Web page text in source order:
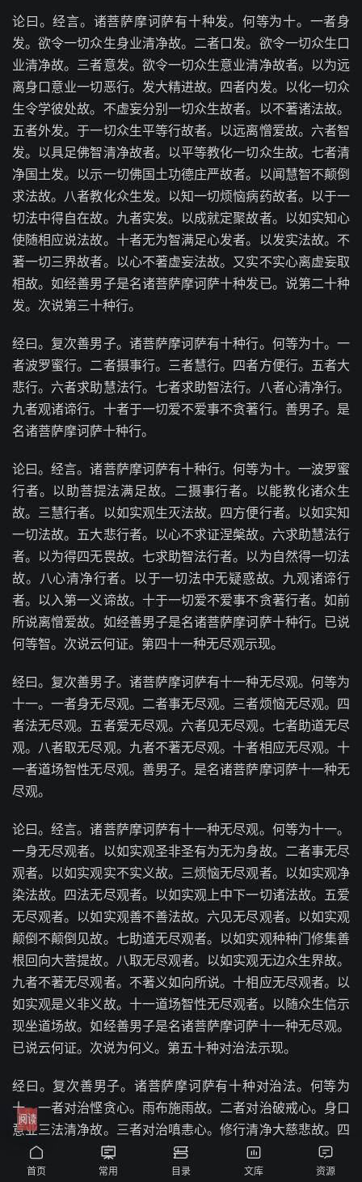
论曰。经言。诸菩萨摩诃萨有十种发。何等为十。一者身
发。欲令一切众生身业清净故。二者口发。欲令一切众生口
业清净故。三者意发。欲令一切众生意业清净故者。以为远
离身口意业一切恶行。发大精进故。四者内发。以化一切众
生令学彼处故。不虚妄分别一切众生故者。以不著诸法故。
五者外发。于一切众生平等行故者。以远离憎爱故。六者智
发。以具足佛智清净故者。以平等教化一切众生故。七者清
净国土发。以示一切佛国土功德庄严故者。以闻慧智不颠倒
求法故。八者教化众生发。以知一切烦恼病药故者。以于一
切法中得自在故。九者实发。以成就定聚故者。以如实知心
使随相应说法故。十者无为智满足心发者。以发实法故。不
著一切三界故者。以心不著虚妄法故。又实不实心离虚妄取
相故。如经善男子是名诸菩萨摩诃萨十种发已。说第二十种
发。次说第三十种行。
经曰。复次善男子。诸菩萨摩诃萨有十种行。何等为十。一
者波罗蜜行。二者摄事行。三者慧行。四者方便行。五者大
悲行。六者求助慧法行。七者求助智法行。八者心清净行。
九者观诸谛行。十者于一切爱不爱事不贪著行。善男子。是
名诸菩萨摩诃萨十种行。
论曰。经言。诸菩萨摩诃萨有十种行。何等为十。一波罗蜜
行者。以助菩提法满足故。二摄事行者。以能教化诸众生
故。三慧行者。以如实观生灭法故。四方便行者。以如实知
一切法故。五大悲行者。以心不求证涅槃故。六求助慧法行
者。以为得四无畏故。七求助智法行者。以为自然得一切法
故。八心清净行者。以于一切法中无疑惑故。九观诸谛行
者。以入第一义谛故。十于一切爱不爱事不贪著行者。如前
所说离憎爱故。如经善男子是名诸菩萨摩诃萨十种行。已说
何等智。次说云何证。第四十一种无尽观示现。
经曰。复次善男子。诸菩萨摩诃萨有十一种无尽观。何等为
十一。一者身无尽观。二者事无尽观。三者烦恼无尽观。四
者法无尽观。五者爱无尽观。六者见无尽观。七者助道无尽
观。八者取无尽观。九者不著无尽观。十者相应无尽观。十
一者道场智性无尽观。善男子。是名诸菩萨摩诃萨十一种无
尽观。
论曰。经言。诸菩萨摩诃萨有十一种无尽观。何等为十一。
一身无尽观者。以如实观圣非圣有为无为身故。二者事无尽
观者。以如实观实不实义故。三烦恼无尽观者。以如实观净
染法故。四法无尽观者。以如实观上中下一切诸法故。五爱
无尽观者。以如实观善不善法故。六见无尽观者。以如实观
颠倒不颠倒见故。七助道无尽观者。以如实观种种门修集善
根回向大菩提故。八取无尽观者。以如实观无边众生界故。
九者不著无尽观者。不著义如向所说。十相应无尽观者。以
如实观是义非义故。十一道场智性无尽观者。以随众生信示
现坐道场故。如经善男子是名诸菩萨摩诃萨十一种无尽观。
已说云何证。次说为何义。第五十种对治法示现。
经曰。复次善男子。诸菩萨摩诃萨有十种对治法。何等为
十。一者对治悭贪心。雨布施雨故。二者对治破戒心。身口
意业三法清净故。三者对治嗔恚心。修行清净大慈悲故。四
者对治懈怠心。求诸佛法无疲倦故。五者对治不善觉观心。
得禅定解脱奋迅自在故。六者对治愚痴心。生助决定慧方便

首页

常用

目录

文库

资源